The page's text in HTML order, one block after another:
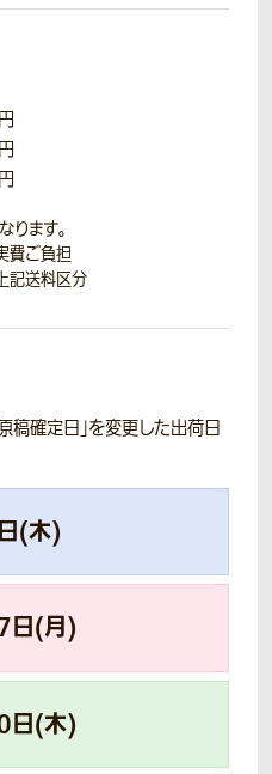
ります。
費ご負担
記送料区分
稿確定日」を変更した出荷日
日(木)
日(月)
日(木)